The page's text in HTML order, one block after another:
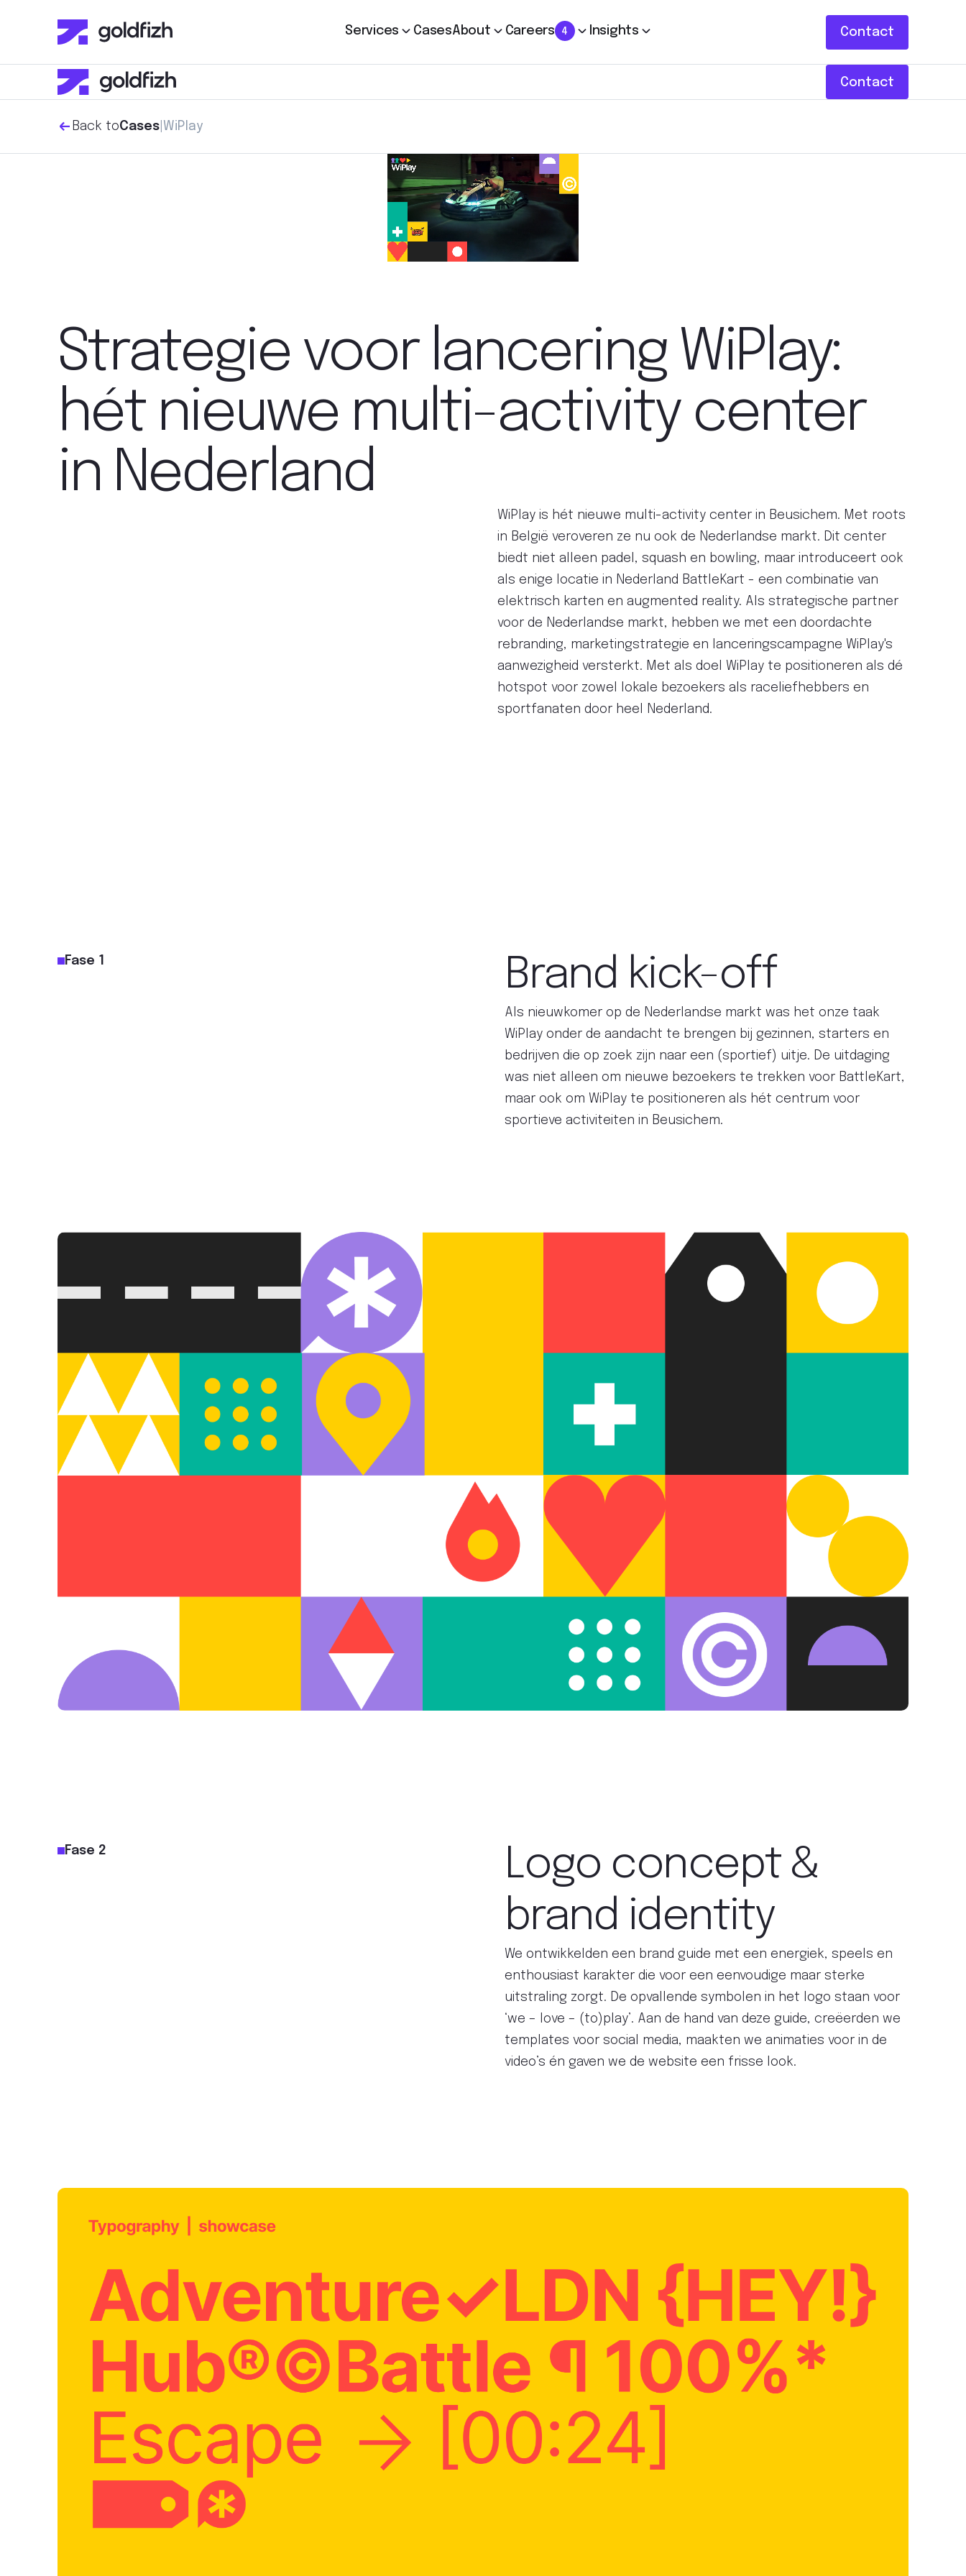
Services CasesAbout Careers 4 Insights Contact
Contact
Back toCases WiPlay
Strategie voor lancering WiPlay:
hét nieuwe multi-activity center
in Nederland
WiPlay is hét nieuwe multi-activity center in Beusichem. Met roots
in België veroveren ze nu ook de Nederlandse markt. Dit center
biedt niet alleen padel, squash en bowling, maar introduceert ook
als enige locatie in Nederland BattleKart - een combinatie van
elektrisch karten en augmented reality. Als strategische partner
voor de Nederlandse markt, hebben we met een doordachte
rebranding, marketingstrategie en lanceringscampagne WiPlay's
aanwezigheid versterkt. Met als doel WiPlay te positioneren als dé
hotspot voor zowel lokale bezoekers als raceliefhebbers en
sportfanaten door heel Nederland.
Fase 1 Brand kick-off
Als nieuwkomer op de Nederlandse markt was het onze taak
WiPlay onder de aandacht te brengen bij gezinnen, starters en
bedrijven die op zoek zijn naar een (sportief) uitje. De uitdaging
was niet alleen om nieuwe bezoekers te trekken voor BattleKart,
maar ook om WiPlay te positioneren als hét centrum voor
sportieve activiteiten in Beusichem.
Fase 2
Logo concept &
brand identity
We ontwikkelden een brand guide met een energiek, speels en
enthousiast karakter die voor een eenvoudige maar sterke
uitstraling zorgt. De opvallende symbolen in het logo staan voor
‘we – love – (to)play’. Aan de hand van deze guide, creëerden we
templates voor social media, maakten we animaties voor in de
video’s én gaven we de website een frisse look.